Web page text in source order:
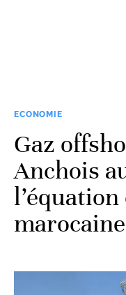
ECONOMIE
Gaz
Anchois
marocaine